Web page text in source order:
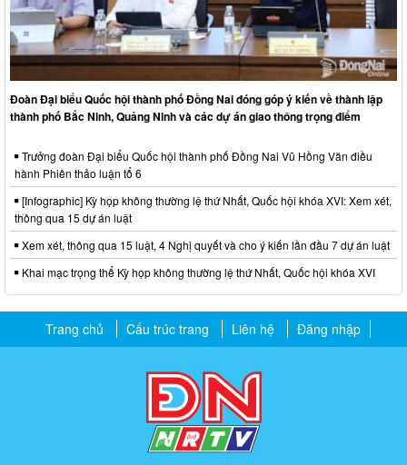
Đoàn Đại biểu Quốc hội thành phố Đồng Nai đóng góp ý kiến về thành lập
thành phố Bắc Ninh, Quảng Ninh và các dự án giao thông trọng điểm
Trưởng đoàn Đại biểu Quốc hội thành phố Đồng Nai Vũ Hồng Văn điều
hành Phiên thảo luận tổ 6
[Infographic] Kỳ họp không thường lệ thứ Nhất, Quốc hội khóa XVI: Xem xét,
thông qua 15 dự án luật
Xem xét, thông qua 15 luật, 4 Nghị quyết và cho ý kiến lần đầu 7 dự án luật
Khai mạc trọng thể Kỳ họp không thường lệ thứ Nhất, Quốc hội khóa XVI
Trang chủ Cấu trúc trang Liên hệ Đăng nhập